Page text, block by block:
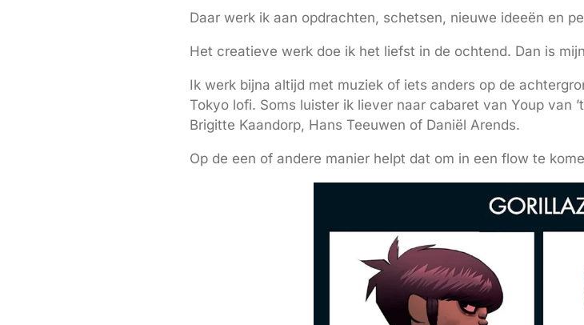
Daar werk ik aan opdrachten, schetsen, nieuwe ideeën en
Het creatieve werk doe ik het liefst in de ochtend. Dan is
Ik werk bijna altijd met muziek of iets anders op de
Tokyo lofi. Soms luister ik liever naar cabaret van Youp van
Brigitte Kaandorp, Hans Teeuwen of Daniël Arends.
Op de een of andere manier helpt dat om in een flow te